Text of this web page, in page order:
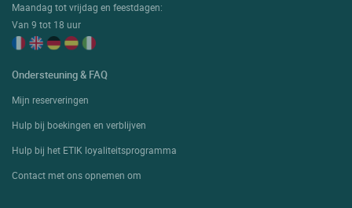
Maandag tot vrijdag en feestdagen:
Van 9 tot 18 uur
Ondersteuning & FAQ
Mijn reserveringen
Hulp bij boekingen en verblijven
Hulp bij het ETIK loyaliteitsprogramma
Contact met ons opnemen om